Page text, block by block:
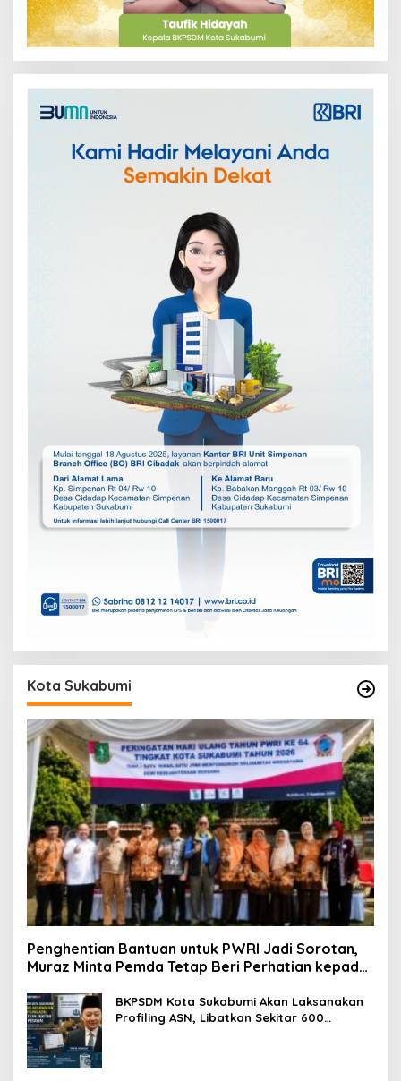
Kota Sukabumi
Penghentian Bantuan untuk PWRI Jadi Sorotan,
Muraz Minta Pemda Tetap Beri Perhatian kepada
BKPSDM Kota Sukabumi Akan Laksanakan
Profiling ASN, Libatkan Sekitar 600